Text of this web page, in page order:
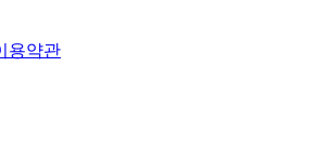
용약관